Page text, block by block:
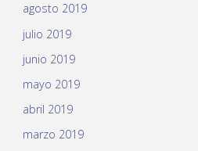
agosto 2019
julio 2019
junio 2019
mayo 2019
abril 2019
marzo 2019